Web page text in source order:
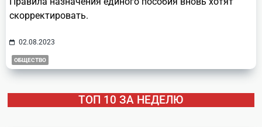
скорректировать.
02.08.2023
ОБЩЕСТВО
ТОП 10 ЗА НЕДЕЛЮ